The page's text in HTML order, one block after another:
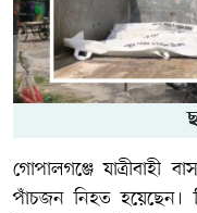
গোপালগঞ্জে যাত্রীবাহী
পাঁচজন নিহত হয়েছেন।